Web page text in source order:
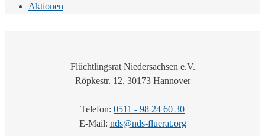
Aktionen
Flüchtlingsrat Niedersachsen e.V.
Röpkestr. 12, 30173 Hannover
Telefon: 0511 - 98 24 60 30
E-Mail: nds@nds-fluerat.org